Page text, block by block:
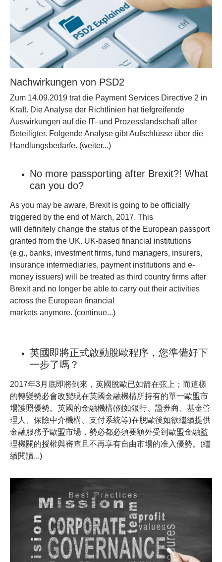
Nachwirkungen von PSD2
Zum 14.09.2019 trat die Payment Services Directive 2 in
Kraft. Die Analyse der Richtlinien hat tiefgreifende
Auswirkungen auf die IT- und Prozesslandschaft aller
Beteiligter. Folgende Analyse gibt Aufschlüsse über die
Handlungsbedarfe. (weiter...)
No more passporting after Brexit?! What
can you do?
As you may be aware, Brexit is going to be officially
triggered by the end of March, 2017. This
will definitely change the status of the European passport
granted from the UK. UK-based financial institutions
(e.g., banks, investment firms, fund managers, insurers,
insurance intermediaries, payment institutions and e-
money issuers) will be treated as third country firms after
Brexit and no longer be able to carry out their activities
across the European financial
markets anymore. (continue...)
英國即將正式啟動脫歐程序，您準備好下
一步了嗎？
2017年3月底即將到來，英國脫歐已如箭在弦上；而這樣
的轉變勢必會改變現在英國金融機構所持有的單一歐盟市
場護照優勢。英國的金融機構(例如銀行、證券商、基金管
理人、保險中介機構、支付系統等)在脫歐後如欲繼續提供
金融服務予歐盟市場，勢必都必須要額外受到歐盟金融監
理機關的授權與審查且不再享有自由市場的准入優勢。(繼
續閱讀...)